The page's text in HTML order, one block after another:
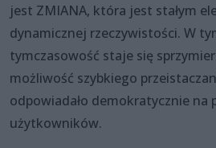
jest ZMIANA, która jest stałym
dynamicznej rzeczywistości. W
tymczasowość staje się
możliwość szybkiego
odpowiadało demokratycznie na
użytkowników.